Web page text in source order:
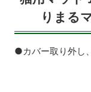
りまる
●カバー取り外し